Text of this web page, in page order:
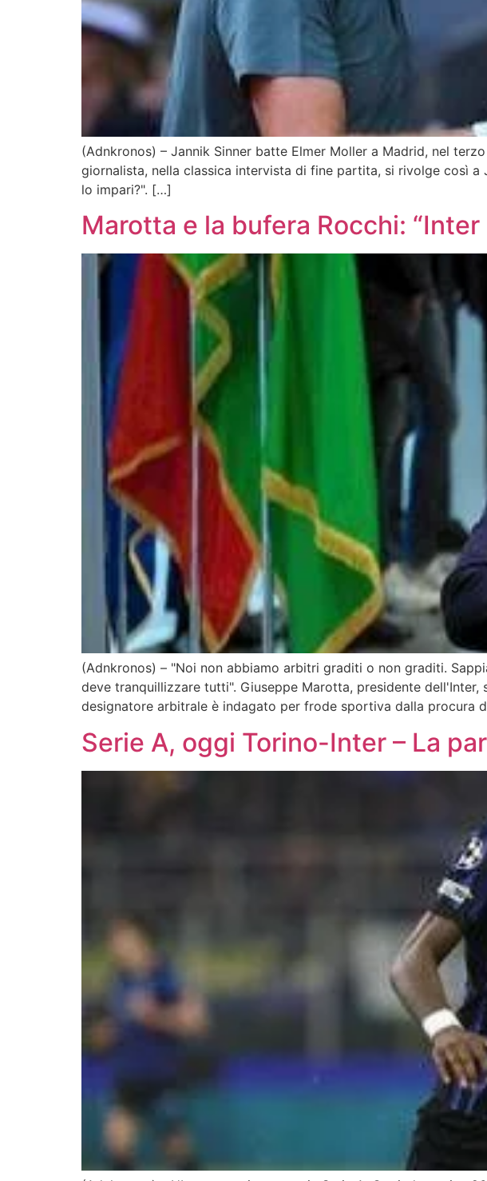
(Adnkronos) – Jannik Sinner batte Elmer Moller a Madrid, nel
giornalista, nella classica intervista di fine partita, si rivolge così
lo impari?". […]
Marotta e la bufera Rocchi:
(Adnkronos) – "Noi non abbiamo arbitri graditi o non graditi.
deve tranquillizzare tutti". Giuseppe Marotta, presidente
designatore arbitrale è indagato per frode sportiva dalla procura
Serie A, oggi Torino-Inter – La